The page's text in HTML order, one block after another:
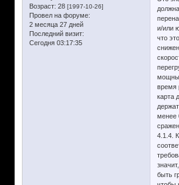
Возраст: 28 [1997-10-26]
Провел на форуме:
2 месяца 27 дней
Последний визит:
Сегодня 03:17:35
и/или
что
время
карта
менее
4.1.4.
быть